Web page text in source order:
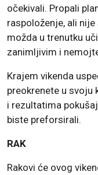
očekivali. Propali
raspoloženje, ali
možda u trenutku
zanimljivim i
Krajem vikenda
preokrenete u svoju
i rezultatima
biste preforsirali.
RAK
Rakovi će ovog